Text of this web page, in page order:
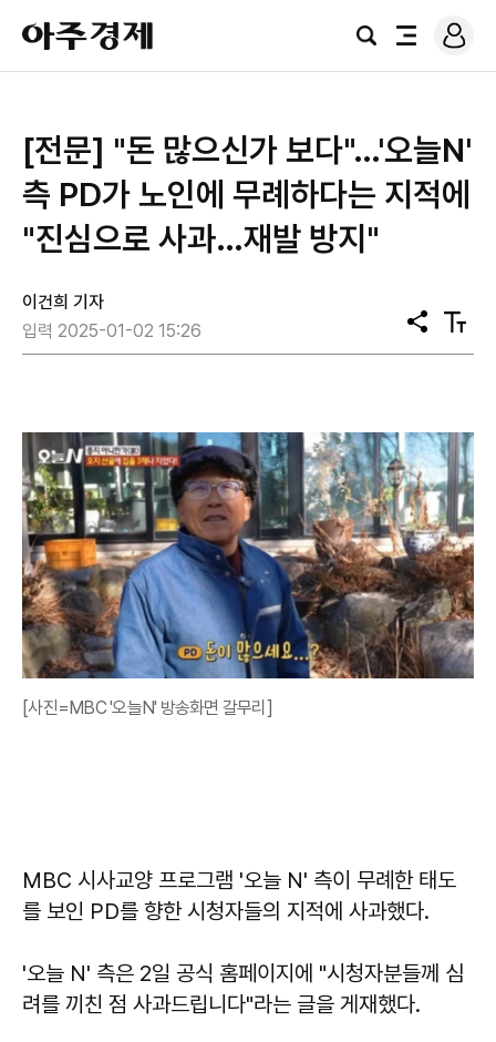
아
주
경
검
전
로
그
[전문] "돈 많으신가 보다"…'오늘N'
측 PD가 노인에 무례하다는 지적에
"진심으로 사과…재발 방지"
이건희 기자
입력 2025-01-02 15:26
공
유
텍
스
[사진=MBC '오늘N' 방송화면 갈무리]
MBC 시사교양 프로그램 '오늘 N' 측이 무례한 태도
를 보인 PD를 향한 시청자들의 지적에 사과했다.
'오늘 N' 측은 2일 공식 홈페이지에 "시청자분들께 심
려를 끼친 점 사과드립니다"라는 글을 게재했다.